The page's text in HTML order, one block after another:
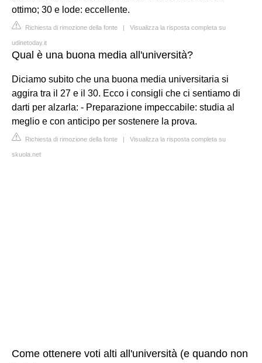
ottimo; 30 e lode: eccellente.
Richiesta di rimozione della fonte | Visualizza la risposta completa su
udinetoday.it
Qual è una buona media all'università?
Diciamo subito che una buona media universitaria si
aggira tra il 27 e il 30. Ecco i consigli che ci sentiamo di
darti per alzarla: - Preparazione impeccabile: studia al
meglio e con anticipo per sostenere la prova.
Richiesta di rimozione della fonte | Visualizza la risposta completa su
skuola.net
Come ottenere voti alti all'università (e quando non